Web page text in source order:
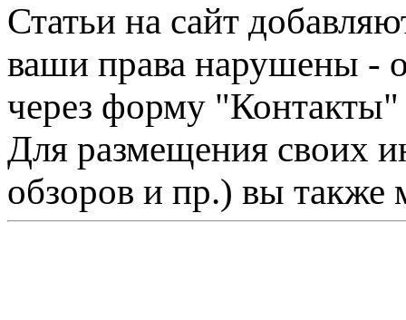
Статьи на сайт
ваши права нарушены -
через форму "Контакты"
Для размещения своих
обзоров и пр.) вы также